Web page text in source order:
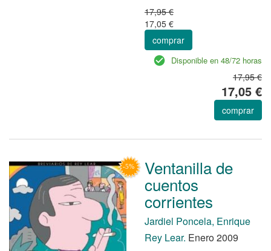
17,95 €
17,05 €
comprar
Disponible en 48/72 horas
17,95 €
17,05 €
comprar
Ventanilla de
cuentos
corrientes
Jardiel Poncela, Enrique
Rey Lear. Enero 2009